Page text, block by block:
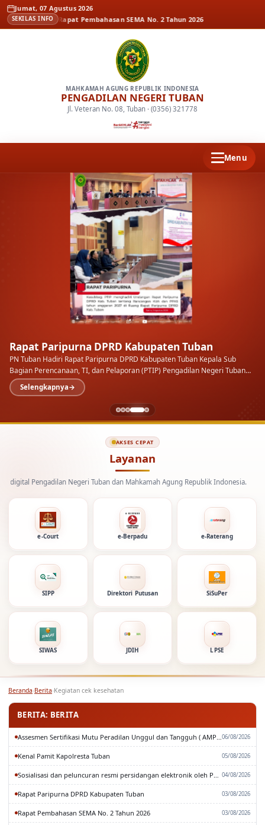
Jumat, 07 Agustus 2026
SEKILAS INFO
Berita Rapat Pembahasan SEMA No. 2 Tahun 2026
MAHKAMAH AGUNG REPUBLIK INDONESIA
PENGADILAN NEGERI TUBAN
Jl. Veteran No. 08, Tuban · (0356) 321778
Menu
Rapat Paripurna DPRD Kabupaten Tuban
PN Tuban Hadiri Rapat Paripurna DPRD Kabupaten Tuban Kepala Sub
Bagian Perencanaan, TI, dan Pelaporan (PTIP) Pengadilan Negeri Tuban
mewakili pimpinan menghadiri…
Selengkapnya
AKSES CEPAT
Layanan
Negeri Tuban dan Mahkamah Agung Republik Indonesia.
e-Court e-Berpadu e-Raterang
SIPP Direktori Putusan SiSuPer
SIWAS JDIH LPSE
Beranda›Berita›Kegiatan cek kesehatan
BERITA: BERITA
06/08/2026
Kenal Pamit Kapolresta Tuban 05/08/2026
04/08/2026
Rapat Paripurna DPRD Kabupaten Tuban 03/08/2026
Rapat Pembahasan SEMA No. 2 Tahun 2026 03/08/2026